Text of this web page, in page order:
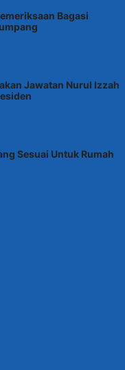
Bagasi
Jawatan Nurul Izzah
Sesuai Untuk Rumah